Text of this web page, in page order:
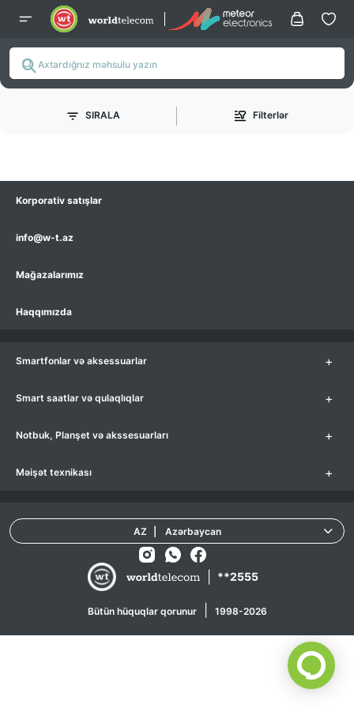
SIRALA Filterlər
Korporativ satışlar
info@w-t.az
Mağazalarımız
Haqqımızda
Smartfonlar və aksessuarlar +
Smart saatlar və qulaqlıqlar +
Notbuk, Planşet və akssesuarları +
Məişət texnikası +
**2555
Bütün hüquqlar qorunur 1998-2026
AZ Azərbaycan